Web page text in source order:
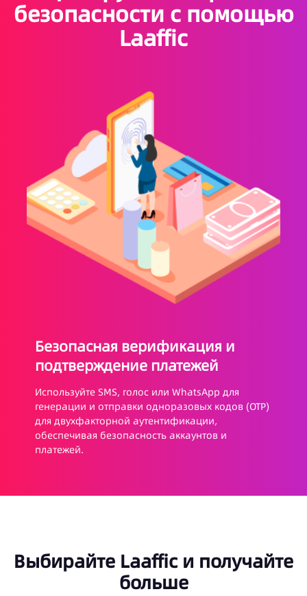
безопасности с помощью
Laaffic
Безопасная верификация и
подтверждение платежей
Используйте SMS, голос или WhatsApp для
генерации и отправки одноразовых кодов (OTP)
для двухфакторной аутентификации,
обеспечивая безопасность аккаунтов и
платежей.
Выбирайте Laaffic и получайте
больше